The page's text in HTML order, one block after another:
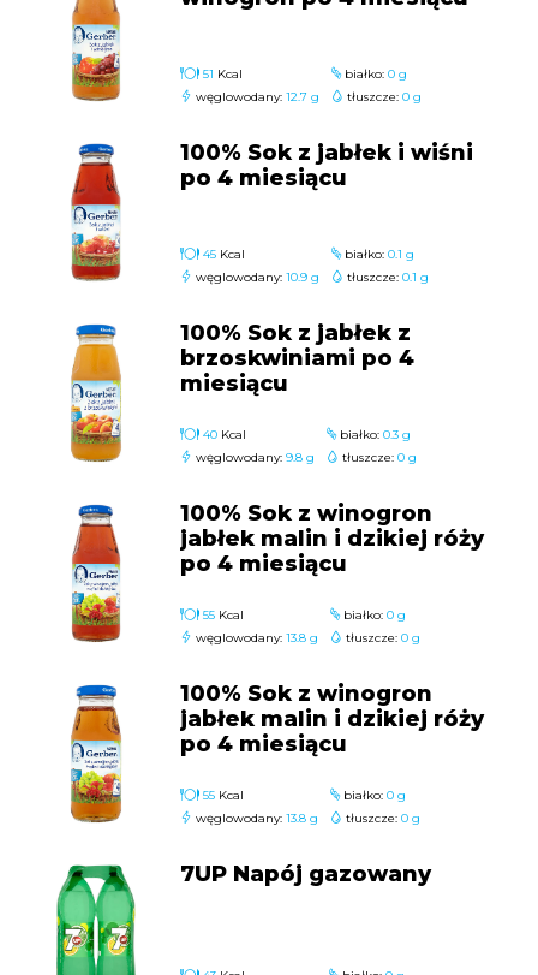
51 Kcal
węglowodany: 12.7 g
białko: 0 g
tłuszcze: 0 g
100% Sok z jabłek i wiśni
po 4 miesiącu
45 Kcal
węglowodany: 10.9 g
białko: 0.1 g
tłuszcze: 0.1 g
100% Sok z jabłek z
brzoskwiniami po 4
miesiącu
40 Kcal
węglowodany: 9.8 g
białko: 0.3 g
tłuszcze: 0 g
100% Sok z winogron
jabłek malin i dzikiej róży
po 4 miesiącu
55 Kcal
węglowodany: 13.8 g
białko: 0 g
tłuszcze: 0 g
100% Sok z winogron
jabłek malin i dzikiej róży
po 4 miesiącu
55 Kcal
węglowodany: 13.8 g
białko: 0 g
tłuszcze: 0 g
7UP Napój gazowany